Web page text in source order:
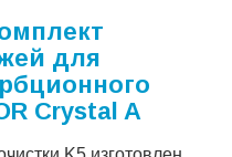
для
Crystal A